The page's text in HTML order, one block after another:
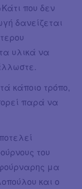
που δεν
δανείζεται
υλικά να
κάποιο τρόπο,
παρά να
του
μα
και ο